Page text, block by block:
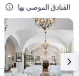
الفنادق الموصى بها